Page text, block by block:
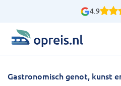
4.9
Gastronomisch genot, kunst